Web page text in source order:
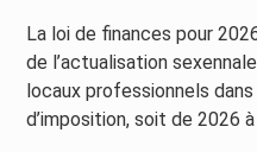
La loi de finances pour
de l’actualisation
locaux professionnels
d’imposition, soit de 2026